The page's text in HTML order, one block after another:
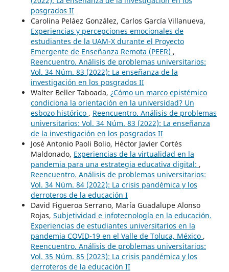
posgrados II
Carolina Peláez González, Carlos García Villanueva,
Experiencias y percepciones emocionales de
estudiantes de la UAM-X durante el Proyecto
Emergente de Enseñanza Remota (PEER) ,
Reencuentro. Análisis de problemas universitarios:
Vol. 34 Núm. 83 (2022): La enseñanza de la
investigación en los posgrados II
Walter Beller Taboada, ¿Cómo un marco epistémico
condiciona la orientación en la universidad? Un
esbozo histórico , Reencuentro. Análisis de problemas
universitarios: Vol. 34 Núm. 83 (2022): La enseñanza
de la investigación en los posgrados II
José Antonio Paoli Bolio, Héctor Javier Cortés
Maldonado, Experiencias de la virtualidad en la
pandemia para una estrategia educativa digital: ,
Reencuentro. Análisis de problemas universitarios:
Vol. 34 Núm. 84 (2022): La crisis pandémica y los
derroteros de la educación I
David Figueroa Serrano, María Guadalupe Alonso
Rojas, Subjetividad e infotecnología en la educación.
Experiencias de estudiantes universitarios en la
pandemia COVID-19 en el Valle de Toluca, México ,
Reencuentro. Análisis de problemas universitarios:
Vol. 35 Núm. 85 (2023): La crisis pandémica y los
derroteros de la educación II